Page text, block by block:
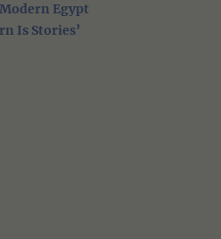
Egypt
Is Stories’